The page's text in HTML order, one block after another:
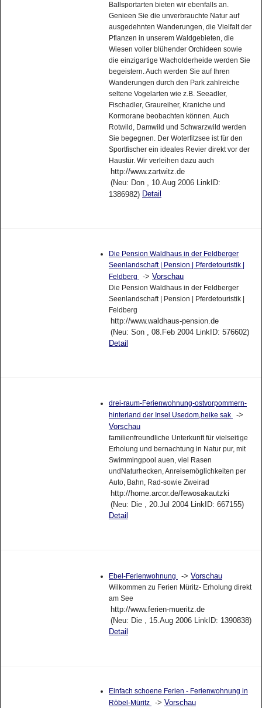
Ballsportarten bieten wir ebenfalls an.
Genieen Sie die unverbrauchte Natur auf
ausgedehnten Wanderungen, die Vielfalt der
Pflanzen in unserem Waldgebieten, die
Wiesen voller blühender Orchideen sowie
die einzigartige Wacholderheide werden Sie
begeistern. Auch werden Sie auf Ihren
Wanderungen durch den Park zahlreiche
seltene Vogelarten wie z.B. Seeadler,
Fischadler, Graureiher, Kraniche und
Kormorane beobachten können. Auch
Rotwild, Damwild und Schwarzwild werden
Sie begegnen. Der Woterfitzsee ist für den
Sportfischer ein ideales Revier direkt vor der
Haustür. Wir verleihen dazu auch
http://www.zartwitz.de
(Neu: Don , 10.Aug 2006 LinkID:
1386982) Detail
Die Pension Waldhaus in der Feldberger
Seenlandschaft | Pension | Pferdetouristik |
Feldberg
-> Vorschau
Die Pension Waldhaus in der Feldberger
Seenlandschaft | Pension | Pferdetouristik |
Feldberg
http://www.waldhaus-pension.de
(Neu: Son , 08.Feb 2004 LinkID: 576602)
Detail
drei-raum-Ferienwohnung-ostvorpommern-
hinterland der Insel Usedom,heike sak
->
Vorschau
familienfreundliche Unterkunft für vielseitige
Erholung und bernachtung in Natur pur, mit
Swimmingpool auen, viel Rasen
undNaturhecken, Anreisemöglichkeiten per
Auto, Bahn, Rad-sowie Zweirad
http://home.arcor.de/fewosakautzki
(Neu: Die , 20.Jul 2004 LinkID: 667155)
Detail
Ebel-Ferienwohnung -> Vorschau
Wilkommen zu Ferien Müritz- Erholung direkt
am See
http://www.ferien-mueritz.de
(Neu: Die , 15.Aug 2006 LinkID: 1390838)
Detail
Einfach schoene Ferien - Ferienwohnung in
Röbel-Müritz
-> Vorschau